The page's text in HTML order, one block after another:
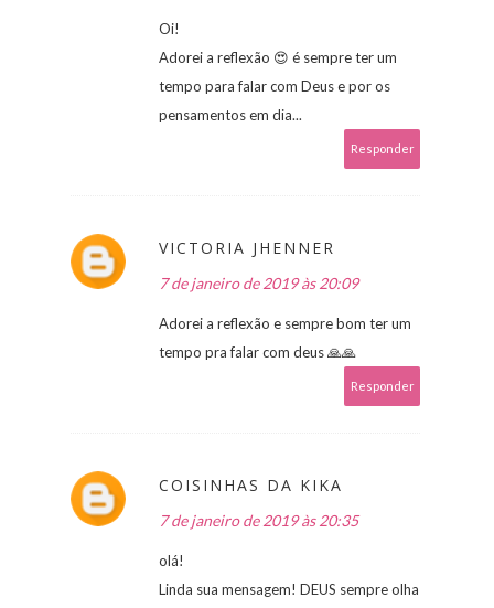
Oi!
Adorei a reflexão 😍 é sempre ter um
tempo para falar com Deus e por os
pensamentos em dia...
Responder
VICTORIA JHENNER
7 de janeiro de 2019 às 20:09
Adorei a reflexão e sempre bom ter um
tempo pra falar com deus 🙏🙏
Responder
COISINHAS DA KIKA
7 de janeiro de 2019 às 20:35
olá!
Linda sua mensagem! DEUS sempre olha